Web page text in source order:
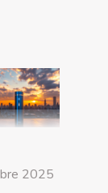
2025